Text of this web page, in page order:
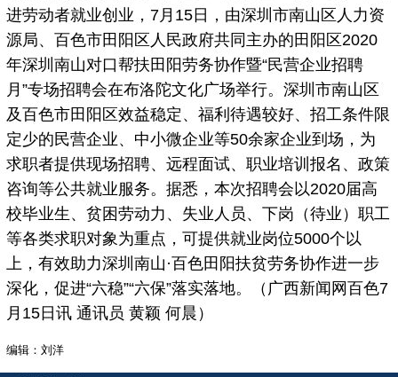
进劳动者就业创业，7月15日，由深圳市南山区人力资
源局、百色市田阳区人民政府共同主办的田阳区2020
年深圳南山对口帮扶田阳劳务协作暨“民营企业招聘
月”专场招聘会在布洛陀文化广场举行。深圳市南山区
及百色市田阳区效益稳定、福利待遇较好、招工条件限
定少的民营企业、中小微企业等50余家企业到场，为
求职者提供现场招聘、远程面试、职业培训报名、政策
咨询等公共就业服务。据悉，本次招聘会以2020届高
校毕业生、贫困劳动力、失业人员、下岗（待业）职工
等各类求职对象为重点，可提供就业岗位5000个以
上，有效助力深圳南山·百色田阳扶贫劳务协作进一步
深化，促进“六稳”“六保”落实落地。（广西新闻网百色7
月15日讯 通讯员 黄颖 何晨）
编辑：刘洋